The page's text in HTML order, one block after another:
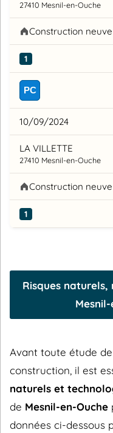
27410 Mesnil-en-Ouche
Construction neuve
1
PC
10/09/2024
LA VILLETTE
27410 Mesnil-en-Ouche
Construction neuve
1
Risques
Avant toute étude
construction, il est
naturels et
de Mesnil-en-Ouche
données ci-dessous